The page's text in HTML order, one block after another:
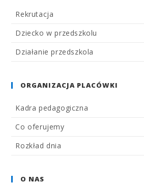
Rekrutacja
Dziecko w przedszkolu
Działanie przedszkola
ORGANIZACJA PLACÓWKI
Kadra pedagogiczna
Co oferujemy
Rozkład dnia
O NAS